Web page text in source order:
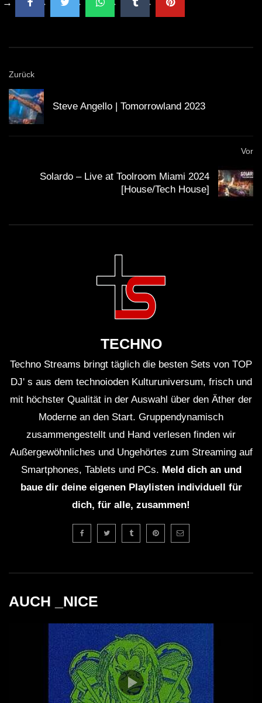
nicht nur seine technische Kompetenz, sondern auch
Das Eurorack-Format wurde 1995 populär,
nachdem Doepfer eine Vielzahl von Modulen im
Standardformat entwickelte.
Die Module können sowohl analoge als auch
digitale Klangerzeuger sein, was vielseitige
Künstlern zusammengearbeitet.
Eurorack-Module sind oft handgefertigt, was zur
Einzigartigkeit der Klänge beiträgt.
Die modulare Synthese hat in den letzten Jahren
stark an Popularität gewonnen, besonders unter
den jungen Musikproduzenten.
Neumann verwendet eine Kombination aus
traditionellen und modernen Musikstilen, von
Techno bis Ambient.
Verwendung in anderen Musikbereichen wie Film-
unermüdlichen Neugier und seinem Drang, neue
Klangmöglichkeiten zu erforschen.
Kritische Analyse
Trotz der vielen Vorteile, die Eurorack-Systeme bieten,
Zurück
Steve Angello | Tomorrowland 2023
Vor
Solardo – Live at Toolroom Miami 2024
[House/Tech House]
TECHNO
Techno Streams bringt täglich die besten Sets von TOP
DJ' s aus dem technoioden Kulturuniversum, frisch und
mit höchster Qualität in der Auswahl über den Äther der
Moderne an den Start. Gruppendynamisch
zusammengestellt und Hand verlesen finden wir
Außergewöhnliches und Ungehörtes zum Streaming auf
Smartphones, Tablets und PCs. Meld dich an und
baue dir deine eigenen Playlisten individuell für
dich, für alle, zusammen!
AUCH _NICE